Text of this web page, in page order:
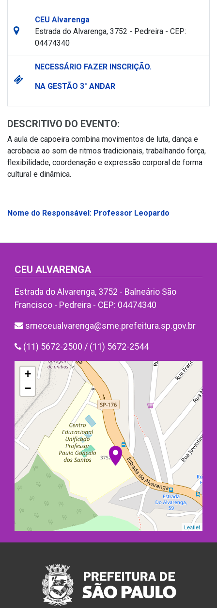
CEU Alvarenga
Estrada do Alvarenga, 3752 - Pedreira - CEP:
04474340
NECESSÁRIO FAZER INSCRIÇÃO.
NA GESTÃO 3° ANDAR
DESCRITIVO DO EVENTO:
A aula de capoeira combina movimentos de luta, dança e
acrobacia ao som de ritmos tradicionais, trabalhando força,
flexibilidade, coordenação e expressão corporal de forma
cultural e dinâmica.
Nome do Responsável: Professor Leopardo
CEU ALVARENGA
Estrada do Alvarenga, 3752 - Balneário São
Francisco - Pedreira - CEP: 04474340
smeceualvarenga@sme.prefeitura.sp.gov.br
(11) 5672-2500 / (11) 5672-2544
+
−
Leaflet